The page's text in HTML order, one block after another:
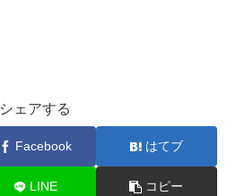
シェアする
Facebook はてブ
LINE コピー